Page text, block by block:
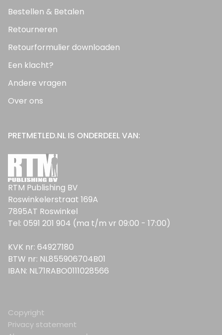
Bestellen & Betalen
Retourneren
Retourformulier downloaden
Een klacht?
Andere vragen
Over ons
PRETMETLED.NL IS ONDERDEEL VAN:
RTM Publishing BV
Roswinkelerstraat 169A
7895AT Roswinkel
Tel: 0591 201 904 (ma t/m vr 09:00 - 17:00)
KVK nr: 64927180
BTW nr: NL855906704B01
IBAN: NL71RABO0111028566
Copyright
Privacy statement